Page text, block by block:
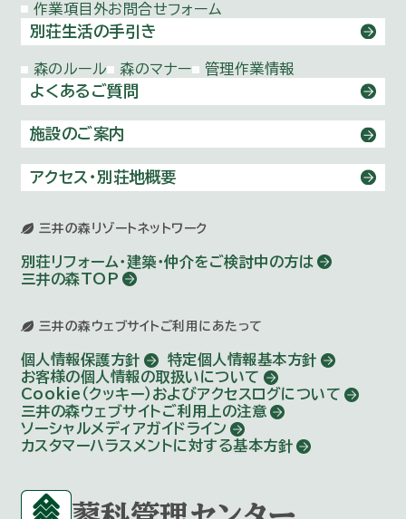
作業項目外お問合せフォーム
別荘生活の手引き
森のルール 森のマナー 管理作業情報
よくあるご質問
施設のご案内
アクセス・別荘地概要
三井の森リゾートネットワーク
別荘リフォーム・建築・仲介をご検討中の方は
三井の森TOP
三井の森ウェブサイトご利用にあたって
個人情報保護方針
特定個人情報基本方針
お客様の個人情報の取扱いについて
Cookie（クッキー）およびアクセスログについて
三井の森ウェブサイトご利用上の注意
ソーシャルメディアガイドライン
カスタマーハラスメントに対する基本方針